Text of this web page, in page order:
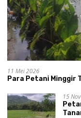
11 Mei 2026
Para Petani Minggir
15